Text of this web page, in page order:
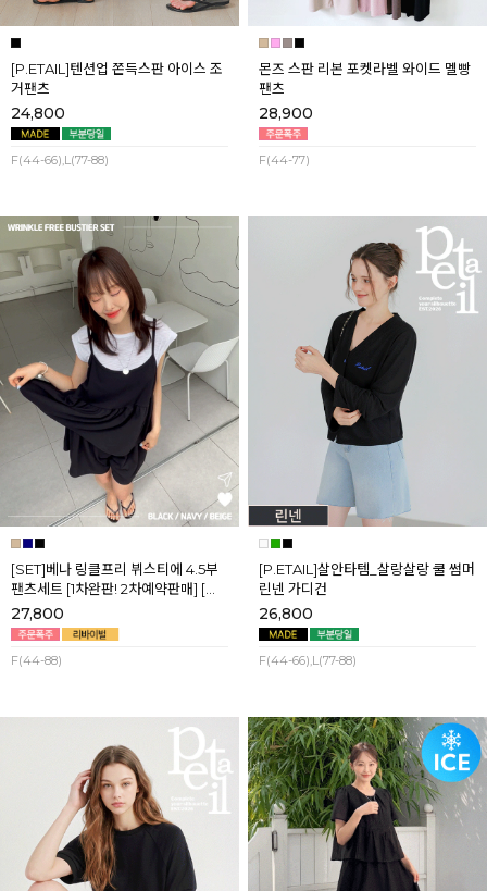
[P.ETAIL]텐션업 쫀득스판 아이스 조
거팬츠
24,800
F(44-66),L(77-88)
몬즈 스판 리본 포켓라벨 와이드 멜빵
팬츠
28,900
F(44-77)
[SET]베나 링클프리 뷔스티에 4.5부
팬츠세트 [1차완판! 2차예약판매] [네
이비,블랙] 8월셋째주 순차배송
27,800
F(44-88)
[P.ETAIL]살안타템_살랑살랑 쿨 썸머
린넨 가디건
26,800
F(44-66),L(77-88)